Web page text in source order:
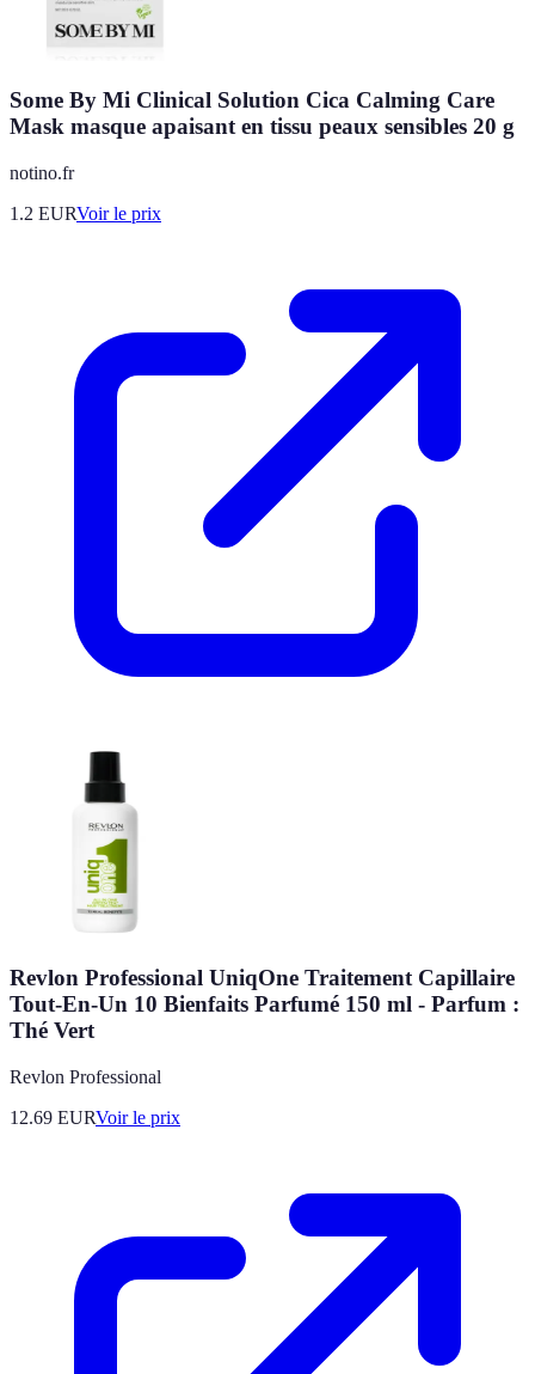
Some By Mi Clinical Solution Cica Calming Care
Mask masque apaisant en tissu peaux sensibles 20 g
notino.fr
1.2 EURVoir le prix
Revlon Professional UniqOne Traitement Capillaire
Tout-En-Un 10 Bienfaits Parfumé 150 ml - Parfum :
Thé Vert
Revlon Professional
12.69 EURVoir le prix